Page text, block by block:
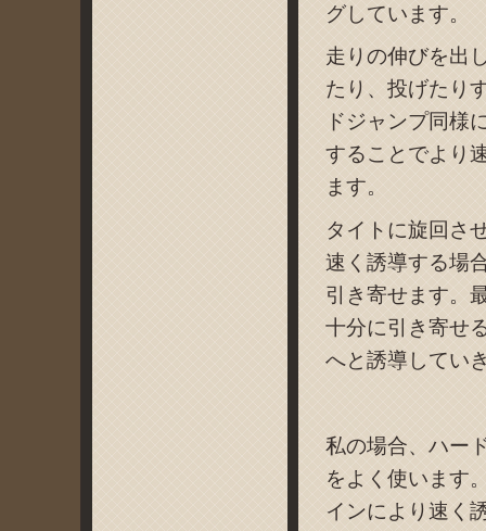
グしています。
走りの伸びを出
たり、投げたり
ドジャンプ同様
することでより
ます。
タイトに旋回さ
速く誘導する場
引き寄せます。
十分に引き寄せ
へと誘導してい
私の場合、ハー
をよく使います
インにより速く